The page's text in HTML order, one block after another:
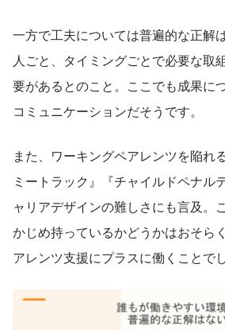
一方で工夫については普遍的な正解
人ごと、タイミングごとで必要な取
要があるとのこと。ここでも成果に
コミュニケーションだそうです。
また、ワーキングペアレンツを陥れ
ミートラック』『チャイルドペナル
ャリアデザインの難しさにも言及。
かじめ持っているかどうかはおそら
アレンツ支援にプラスに働くことでし